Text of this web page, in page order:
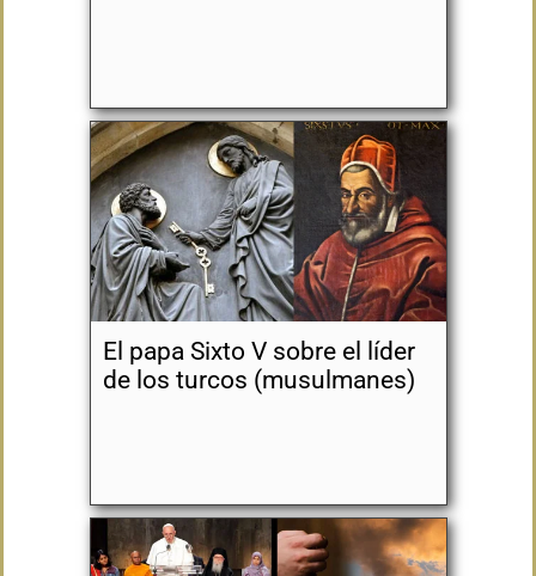
El papa Sixto V sobre el líder
de los turcos (musulmanes)